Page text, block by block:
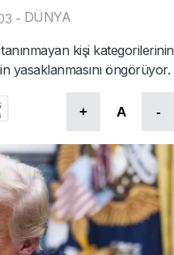
- DÜNYA
kişi kategorilerinin
yasaklanmasını öngörüyor.
+ A -